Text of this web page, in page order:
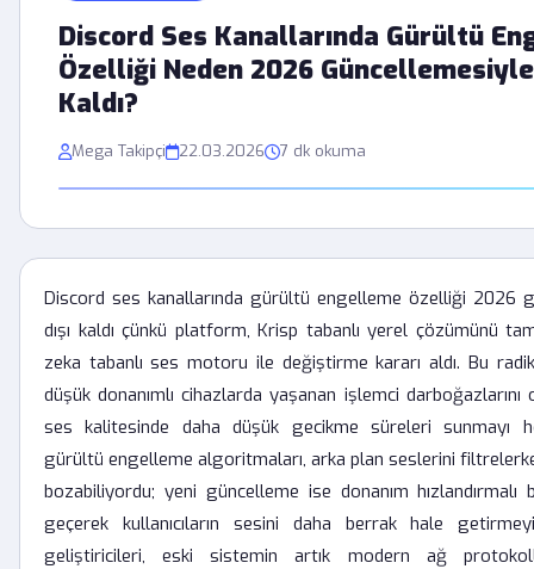
Discord Ses Kanallarında Gürültü
Özelliği Neden 2026 Güncellemesiyle
Kaldı?
Mega Takipçi 22.03.2026 7 dk okuma
Discord ses kanallarında gürültü engelleme özelliği 2026
dışı kaldı çünkü platform, Krisp tabanlı yerel çözümünü
zeka tabanlı ses motoru ile değiştirme kararı aldı. Bu
düşük donanımlı cihazlarda yaşanan işlemci darboğazlarını
ses kalitesinde daha düşük gecikme süreleri sunmayı
gürültü engelleme algoritmaları, arka plan seslerini
bozabiliyordu; yeni güncelleme ise donanım
geçerek kullanıcıların sesini daha berrak hale
geliştiricileri, eski sistemin artık modern ağ